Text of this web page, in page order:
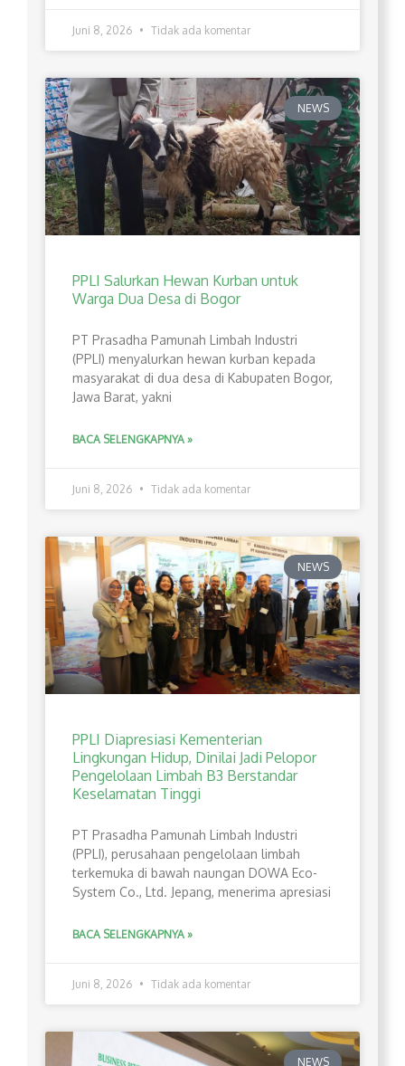
Juni 8, 2026 Tidak ada komentar
NEWS
PPLI Salurkan Hewan Kurban untuk
Warga Dua Desa di Bogor
PT Prasadha Pamunah Limbah Industri
(PPLI) menyalurkan hewan kurban kepada
masyarakat di dua desa di Kabupaten Bogor,
Jawa Barat, yakni
BACA SELENGKAPNYA »
Juni 8, 2026 Tidak ada komentar
NEWS
PPLI Diapresiasi Kementerian
Lingkungan Hidup, Dinilai Jadi Pelopor
Pengelolaan Limbah B3 Berstandar
Keselamatan Tinggi
PT Prasadha Pamunah Limbah Industri
(PPLI), perusahaan pengelolaan limbah
terkemuka di bawah naungan DOWA Eco-
System Co., Ltd. Jepang, menerima apresiasi
BACA SELENGKAPNYA »
Juni 8, 2026 Tidak ada komentar
NEWS